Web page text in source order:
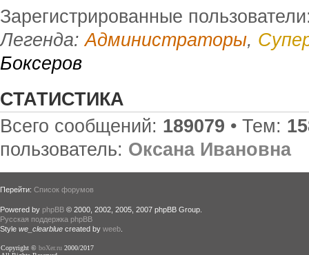
Зарегистрированные
Легенда:Администраторы,
Боксеров
СТАТИСТИКА
Всего сообщений: 189079 • Тем:
пользователь: Оксана Ивановна
Перейти: Список форумов
Powered by phpBB © 2000, 2002, 2005, 2007 phpBB Group.
Русская поддержка phpBB
Style we_clearblue created by weeb
Copyright © boXer.ru 2000/2017